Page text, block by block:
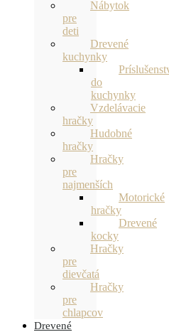
Nábytok
pre
deti
Drevené
kuchynky
do
kuchynky
Vzdelávacie
hračky
Hudobné
hračky
Hračky
pre
najmenších
Motorické
hračky
Drevené
kocky
Hračky
pre
dievčatá
Hračky
pre
chlapcov
Drevené